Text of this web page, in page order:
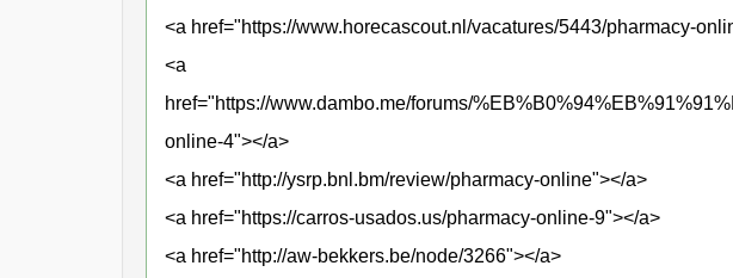
<a href="https://www.horecascout.nl/vacatures/5443/pharmacy-
<a
href="https://www.dambo.me/forums/
online-4"></a>
<a href="http://ysrp.bnl.bm/review/pharmacy-online"></a>
<a href="https://carros-usados.us/pharmacy-online-9"></a>
<a href="http://aw-bekkers.be/node/3266"></a>